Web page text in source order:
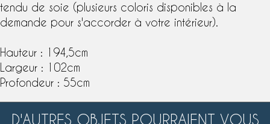
tendu de soie (plusieurs coloris disponibles à la
demande pour s'accorder à votre intérieur).
Hauteur : 194,5cm
Largeur : 102cm
Profondeur : 55cm
D'AUTRES OBJETS POURRAIENT VOUS